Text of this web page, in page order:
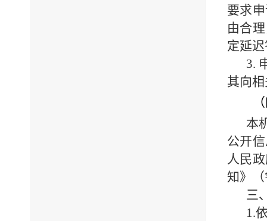
要求
由合
定延
3.
其向
本
公开
人民
知》
三
1.